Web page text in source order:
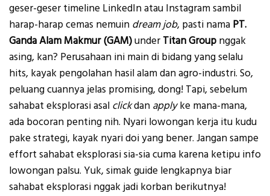
geser-geser timeline LinkedIn atau Instagram sambil
harap-harap cemas nemuin dream job, pasti nama PT.
Ganda Alam Makmur (GAM)under Titan Group nggak
asing, kan? Perusahaan ini main di bidang yang selalu
hits, kayak pengolahan hasil alam dan agro-industri. So,
peluang cuannya jelas promising, dong! Tapi, sebelum
sahabat eksplorasi asal clickdan applyke mana-mana,
ada bocoran penting nih. Nyari lowongan kerja itu kudu
pake strategi, kayak nyari doi yang bener. Jangan sampe
effort sahabat eksplorasi sia-sia cuma karena ketipu info
lowongan palsu. Yuk, simak guide lengkapnya biar
sahabat eksplorasi nggak jadi korban berikutnya!